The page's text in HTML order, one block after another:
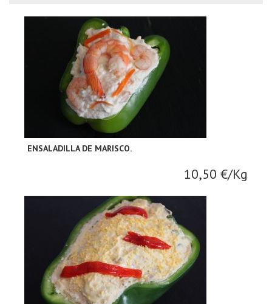
ENSALADILLA DE MARISCO.
10,50 €/Kg